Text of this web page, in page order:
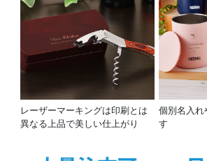
レーザーマーキングは印刷とは
異なる上品で美しい仕上がり
個別名入れ
す